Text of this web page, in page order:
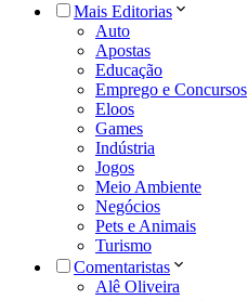
Mais Editorias
Auto
Apostas
Educação
Emprego e Concursos
Eloos
Games
Indústria
Jogos
Meio Ambiente
Negócios
Pets e Animais
Turismo
Comentaristas
Alê Oliveira